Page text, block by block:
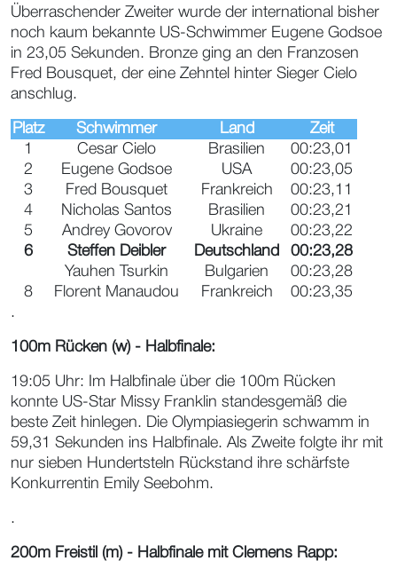
Überraschender Zweiter wurde der international bisher
noch kaum bekannte US-Schwimmer Eugene Godsoe
in 23,05 Sekunden. Bronze ging an den Franzosen
Fred Bousquet, der eine Zehntel hinter Sieger Cielo
anschlug.
Platz Schwimmer Land
Zeit
1
Cesar Cielo Brasilien
00:23,01
2
Eugene Godsoe USA
00:23,05
3
Fred Bousquet Frankreich
00:23,11
4
Nicholas Santos Brasilien
00:23,21
5
Andrey Govorov Ukraine
00:23,22
6
Steffen Deibler Deutschland
00:23,28
Yauhen Tsurkin
Bulgarien
00:23,28
8
Florent Manaudou Frankreich
00:23,35
.
100m Rücken (w) - Halbfinale:
19:05 Uhr: Im Halbfinale über die 100m Rücken
konnte US-Star Missy Franklin standesgemäß die
beste Zeit hinlegen. Die Olympiasiegerin schwamm in
59,31 Sekunden ins Halbfinale. Als Zweite folgte ihr mit
nur sieben Hundertsteln Rückstand ihre schärfste
Konkurrentin Emily Seebohm.
.
200m Freistil (m) - Halbfinale mit Clemens Rapp: